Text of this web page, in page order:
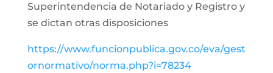
Superintendencia de Notariado y Registro y
se dictan otras disposiciones
https://www.funcionpublica.gov.co/eva/gest
ornormativo/norma.php?i=78234